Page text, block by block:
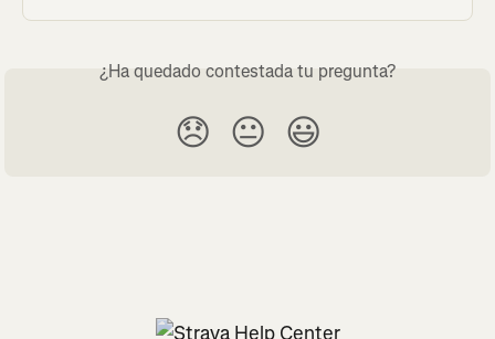
¿Ha quedado contestada tu pregunta?
😞 😐 😃